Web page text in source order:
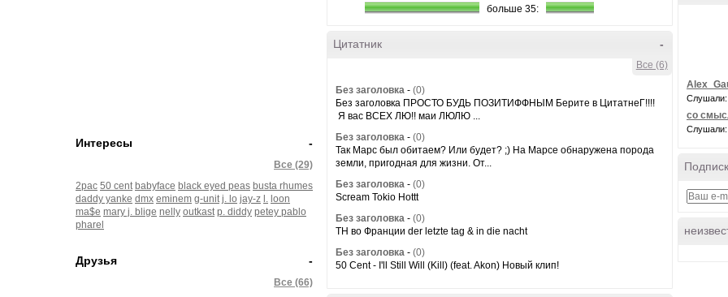
-
Интересы
Все (29)
2pac 50 cent babyface black eyed peas busta rhumes
daddy yanke dmx eminem g-unit j. lo jay-z l. loon
ma$e mary j. blige nelly outkast p. diddy petey pablo
pharel
-
Друзья
Все (66)
больше 35:
-
Цитатник
Все (6)
Без заголовка - (0)
Без заголовка ПРОСТО БУДЬ ПОЗИТИФФНЫМ Берите в ЦитатнеГ!!!!
Я вас ВСЕХ ЛЮ!! маи ЛЮЛЮ ...
Без заголовка - (0)
Так Марс был обитаем? Или будет? ;) На Марсе обнаружена порода
земли, пригодная для жизни. От...
Без заголовка - (0)
Scream Tokio Hottt
Без заголовка - (0)
TH во Франции der letzte tag & in die nacht
Без заголовка - (0)
50 Cent - I'll Still Will (Kill) (feat. Akon) Новый клип!
Слушали:
со
Слушали: